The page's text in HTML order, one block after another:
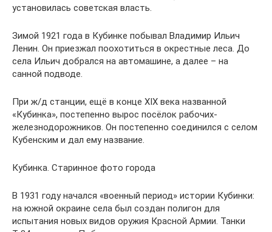
установилась советская власть.
Зимой 1921 года в Кубинке побывал Владимир Ильич
Ленин. Он приезжал поохотиться в окрестные леса. До
села Ильич добрался на автомашине, а далее – на
санной подводе.
При ж/д станции, ещё в конце XIX века названной
«Кубинка», постепенно вырос посёлок рабочих-
железнодорожников. Он постепенно соединился с селом
Кубенским и дал ему название.
Кубинка. Старинное фото города
В 1931 году начался «военный период» истории Кубинки:
на южной окраине села был создан полигон для
испытания новых видов оружия Красной Армии. Танки